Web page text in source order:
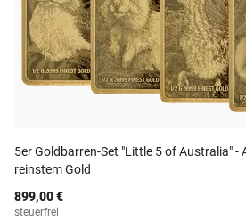
5er Goldbarren-Set "Little 5 of Australia" -
reinstem Gold
899,00 €
steuerfrei